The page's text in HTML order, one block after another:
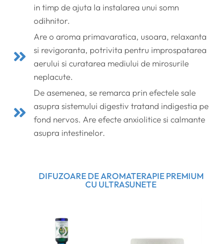
in timp de ajuta la instalarea unui somn
odihnitor.
Are o aroma primavaratica, usoara, relaxanta
si revigoranta, potrivita pentru improspatarea
aerului si curatarea mediului de mirosurile
neplacute.
De asemenea, se remarca prin efectele sale
asupra sistemului digestiv tratand indigestia pe
fond nervos. Are efecte anxiolitice si calmante
asupra intestinelor.
DIFUZOARE DE AROMATERAPIE PREMIUM
CU ULTRASUNETE